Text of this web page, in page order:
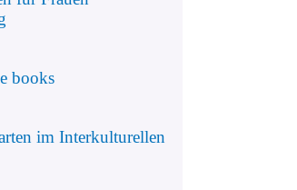
books
im Interkulturellen